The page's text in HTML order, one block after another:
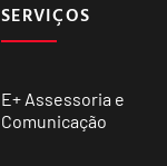
SERVIÇOS
E+ Assessoria e
Comunicação